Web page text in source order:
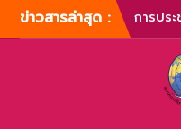
Skip
to
ข่าวสารล่าสุด :
การปร
บริหาร
สาธาร
ประเท
การปร
สภาค